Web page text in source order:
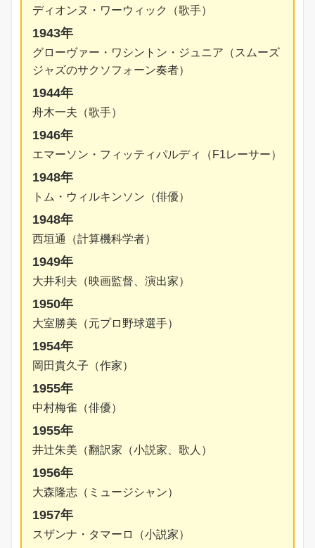
ディオンヌ・ワーウィック（歌手）
1943年
グローヴァー・ワシントン・ジュニア（スムーズ
ジャズのサクソフォーン奏者）
1944年
舟木一夫（歌手）
1946年
エマーソン・フィッティパルディ（F1レーサー）
1948年
トム・ウィルキンソン（俳優）
1948年
西垣通（計算機科学者）
1949年
大井利夫（映画監督、演出家）
1950年
大室勝美（元プロ野球選手）
1954年
岡田貴久子（作家）
1955年
中村梅雀（俳優）
1955年
井辻朱美（翻訳家（小説家、歌人）
1956年
大森隆志（ミュージシャン）
1957年
スザンナ・タマーロ（小説家）